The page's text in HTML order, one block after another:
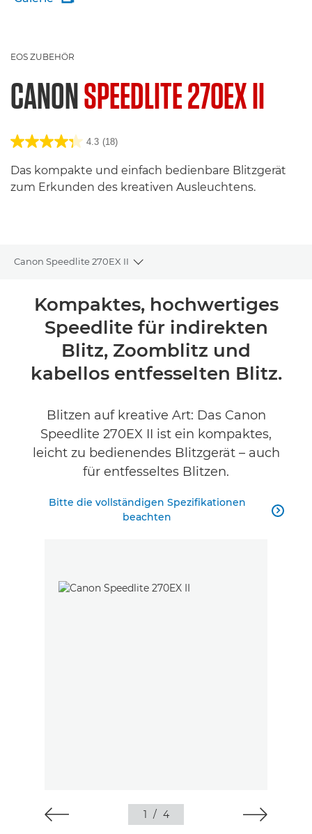
EOS ZUBEHÖR
CANONSPEEDLITE 270EX II
4.3 (18)
Das kompakte und einfach bedienbare Blitzgerät
zum Erkunden des kreativen Ausleuchtens.
Canon Speedlite 270EX II
Toggle breadcrumbs
Übersicht
Technische Daten
Produktbewertungen
Kompaktes, hochwertiges
Speedlite für indirekten
Blitz, Zoomblitz und
kabellos entfesselten Blitz.
Blitzen auf kreative Art: Das Canon
Speedlite 270EX II ist ein kompaktes,
leicht zu bedienendes Blitzgerät – auch
für entfesseltes Blitzen.
Bitte die vollständigen Spezifikationen
beachten

1 / 4